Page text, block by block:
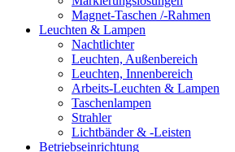
Magnet-Taschen /-Rahmen
Leuchten & Lampen
Nachtlichter
Leuchten, Außenbereich
Leuchten, Innenbereich
Arbeits-Leuchten & Lampen
Taschenlampen
Strahler
Lichtbänder & -Leisten
Betriebseinrichtung